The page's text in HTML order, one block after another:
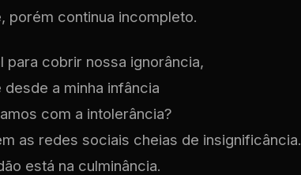
porém continua incompleto.
para cobrir nossa ignorância,
a minha infância
com a intolerância?
as redes sociais cheias de insignificância.
está na culminância.